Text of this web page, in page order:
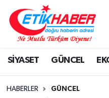
SİYASET GÜNCEL
HABERLER GÜNCEL
BİLİM-TEKNOLOJİ
DIŞ POLİTİKA
DÜNYA
Nöbetçi Eczaneler
Hava Durumu
İstanbul Namaz